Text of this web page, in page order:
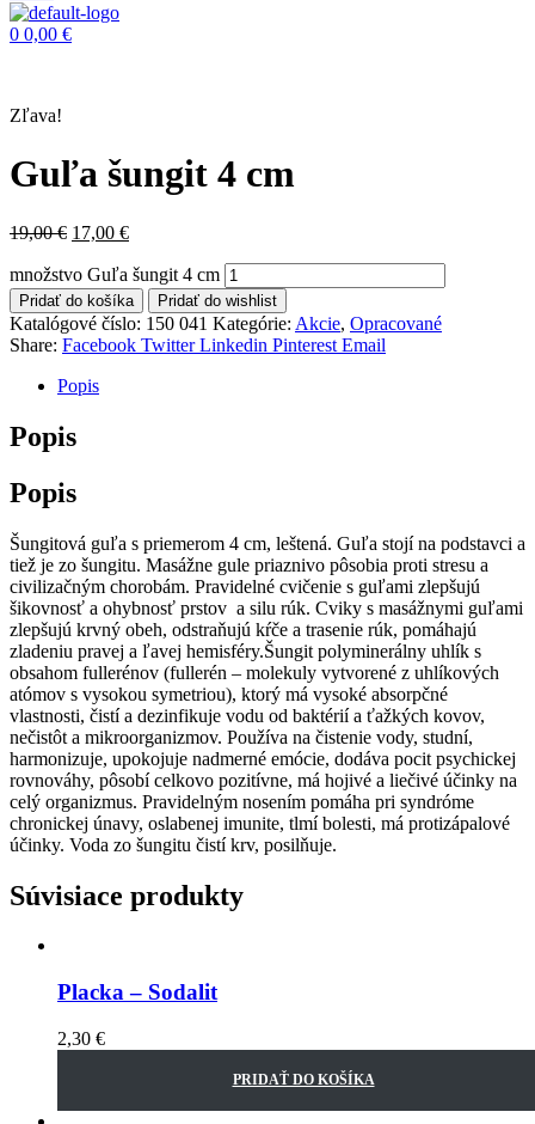
0 0,00 €
Zľava!
Guľa šungit 4 cm
19,00€ 17,00 €
množstvo Guľa šungit 4 cm
Pridať do košíka Pridať do wishlist
Katalógové číslo: 150 041 Kategórie: Akcie, Opracované
Share: Facebook Twitter Linkedin Pinterest Email
Popis
Popis
Popis
Šungitová guľa s priemerom 4 cm, leštená. Guľa stojí na podstavci a
tiež je zo šungitu. Masážne gule priaznivo pôsobia proti stresu a
civilizačným chorobám. Pravidelné cvičenie s guľami zlepšujú
šikovnosť a ohybnosť prstov a silu rúk. Cviky s masážnymi guľami
zlepšujú krvný obeh, odstraňujú kŕče a trasenie rúk, pomáhajú
zladeniu pravej a ľavej hemisféry.Šungit polyminerálny uhlík s
obsahom fullerénov (fullerén – molekuly vytvorené z uhlíkových
atómov s vysokou symetriou), ktorý má vysoké absorpčné
vlastnosti, čistí a dezinfikuje vodu od baktérií a ťažkých kovov,
nečistôt a mikroorganizmov. Používa na čistenie vody, studní,
harmonizuje, upokojuje nadmerné emócie, dodáva pocit psychickej
rovnováhy, pôsobí celkovo pozitívne, má hojivé a liečivé účinky na
celý organizmus. Pravidelným nosením pomáha pri syndróme
chronickej únavy, oslabenej imunite, tlmí bolesti, má protizápalové
účinky. Voda zo šungitu čistí krv, posilňuje.
Súvisiace produkty
Placka – Sodalit
2,30 €
PRIDAŤ DO KOŠÍKA